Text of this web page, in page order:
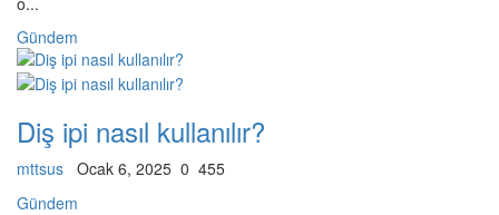
Gündem
Diş ipi nasıl kullanılır?
mttsus Ocak 6, 2025 0 455
Gündem